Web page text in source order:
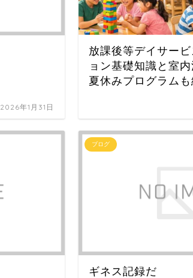
2026年1月31日
放課後等デイサー
ョン基礎知識と室
夏休みプログラムも
ブログ
ギネス記録だ